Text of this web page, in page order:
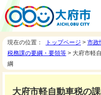
現在の位置： トップページ > 市政
税務課の要綱・要領等 > 大府市軽
綱
大府市軽自動車税の